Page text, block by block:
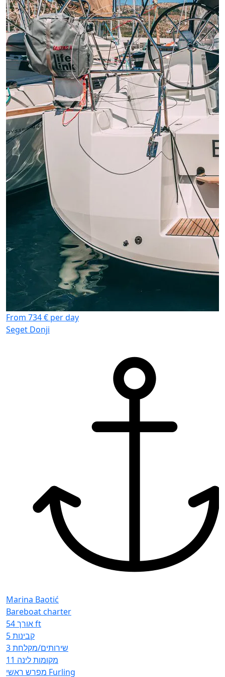
From 734 € per day
Seget Donji
Marina Baotić
Bareboat charter
אורך54 ft
קבינות5
שירותים/מקלחת3
מקומות לינה 11
מפרש ראשי Furling